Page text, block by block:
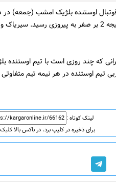
فوتبال اوستنده بلژیک امشب (جمعه)
که چند روزی است با تیم اوستنده
اوستنده در هر نیمه تیم متفاوتی
لینک کوتاه :
برای ذخیره در کلیپ برد، در باکس بالا